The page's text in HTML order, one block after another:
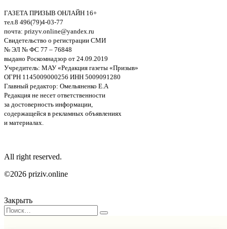
ГАЗЕТА ПРИЗЫВ ОНЛАЙН 16+
тел.8 496(79)4-03-77
почта: prizyv.online@yandex.ru
Свидетельство о регистрации СМИ
№ ЭЛ № ФС 77 – 76848
выдано Роскомнадзор от 24.09.2019
Учредитель: МАУ «Редакция газеты «Призыв»
ОГРН 1145009000256 ИНН 5009091280
Главный редактор: Омельяненко Е.А
Редакция не несет ответственности
за достоверность информации,
содержащейся в рекламных объявлениях
и материалах.
All right reserved.
©2026 priziv.online
Закрыть